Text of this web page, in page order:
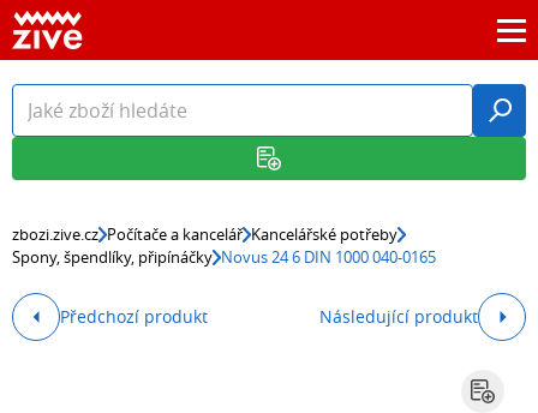
zbozi.zive.cz Počítače a kancelář Kancelářské potřeby
Spony, špendlíky, připínáčky Novus 24 6 DIN 1000 040-0165
Předchozí produkt Následující produkt